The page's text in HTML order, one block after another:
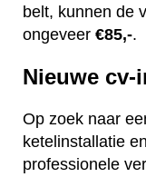
belt, kunnen de
ongeveer €85,-.
Nieuwe cv-
Op zoek naar
ketelinstallatie
professionele